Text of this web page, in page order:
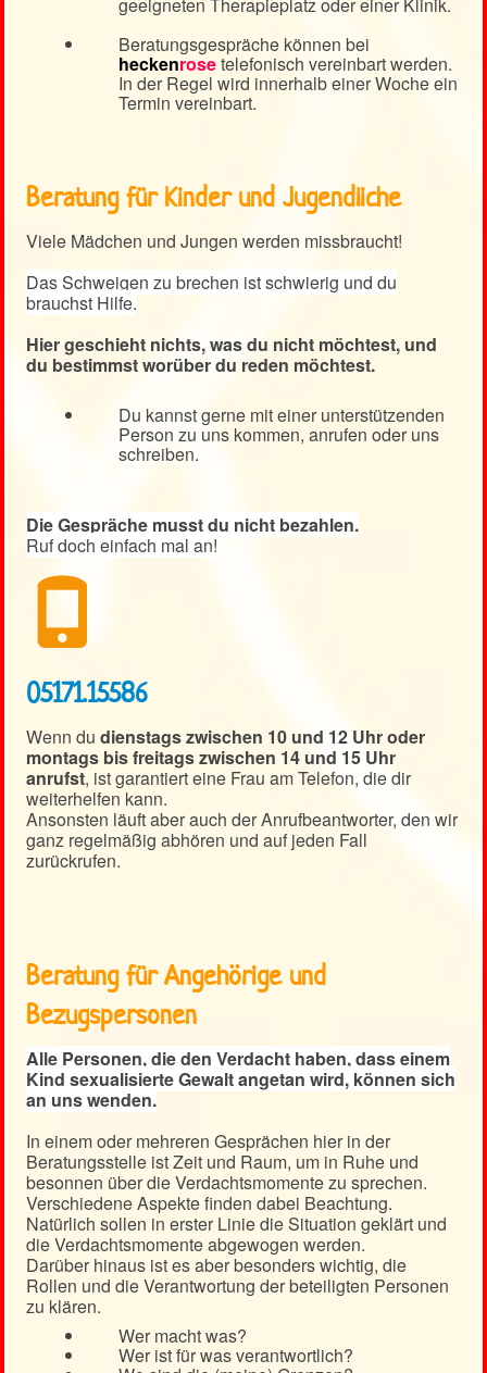
geeigneten Therapieplatz oder einer Klinik.
Beratungsgespräche können bei
heckenrosetelefonisch vereinbart werden.
In der Regel wird innerhalb einer Woche ein
Termin vereinbart.
Beratung für Kinder und Jugendliche
Viele Mädchen und Jungen werden missbraucht!
Das Schweigen zu brechen ist schwierig und du
brauchst Hilfe.
Hier geschieht nichts, was du nicht möchtest, und
du bestimmst worüber du reden möchtest.
Du kannst gerne mit einer unterstützenden
Person zu uns kommen, anrufen oder uns
schreiben.
Die Gespräche musst du nicht bezahlen.
Ruf doch einfach mal an!
05171.15586
Wenn du dienstags zwischen 10 und 12 Uhr oder
montags bis freitags zwischen 14 und 15 Uhr
anrufst, ist garantiert eine Frau am Telefon, die dir
weiterhelfen kann.
Ansonsten läuft aber auch der Anrufbeantworter, den wir
ganz regelmäßig abhören und auf jeden Fall
zurückrufen.
Beratung für Angehörige und
Bezugspersonen
Alle Personen, die den Verdacht haben, dass einem
Kind sexualisierte Gewalt angetan wird, können sich
an uns wenden.
In einem oder mehreren Gesprächen hier in der
Beratungsstelle ist Zeit und Raum, um in Ruhe und
besonnen über die Verdachtsmomente zu sprechen.
Verschiedene Aspekte finden dabei Beachtung.
Natürlich sollen in erster Linie die Situation geklärt und
die Verdachtsmomente abgewogen werden.
Darüber hinaus ist es aber besonders wichtig, die
Rollen und die Verantwortung der beteiligten Personen
zu klären.
Wer macht was?
Wer ist für was verantwortlich?